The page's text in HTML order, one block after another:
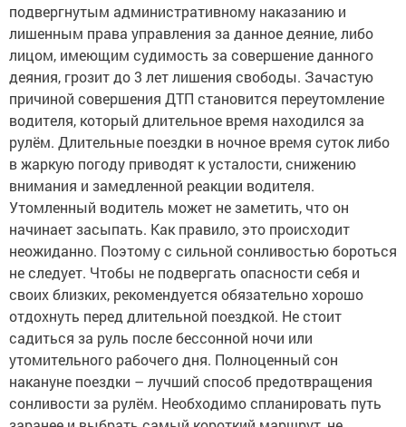
подвергнутым административному наказанию и
лишенным права управления за данное деяние, либо
лицом, имеющим судимость за совершение данного
деяния, грозит до 3 лет лишения свободы. Зачастую
причиной совершения ДТП становится переутомление
водителя, который длительное время находился за
рулём. Длительные поездки в ночное время суток либо
в жаркую погоду приводят к усталости, снижению
внимания и замедленной реакции водителя.
Утомленный водитель может не заметить, что он
начинает засыпать. Как правило, это происходит
неожиданно. Поэтому с сильной сонливостью бороться
не следует. Чтобы не подвергать опасности себя и
своих близких, рекомендуется обязательно хорошо
отдохнуть перед длительной поездкой. Не стоит
садиться за руль после бессонной ночи или
утомительного рабочего дня. Полноценный сон
накануне поездки – лучший способ предотвращения
сонливости за рулём. Необходимо спланировать путь